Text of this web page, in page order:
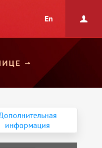
En
информация